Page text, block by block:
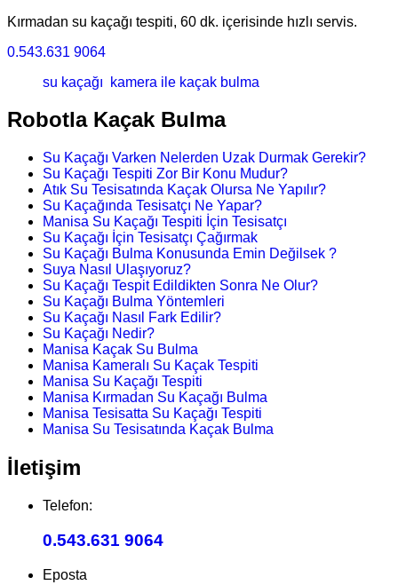
Kırmadan su kaçağı tespiti, 60 dk. içerisinde hızlı servis.
0.543.631 9064
su kaçağı
kamera ile kaçak bulma
Robotla Kaçak Bulma
Su Kaçağı Varken Nelerden Uzak Durmak Gerekir?
Su Kaçağı Tespiti Zor Bir Konu Mudur?
Atık Su Tesisatında Kaçak Olursa Ne Yapılır?
Su Kaçağında Tesisatçı Ne Yapar?
Manisa Su Kaçağı Tespiti İçin Tesisatçı
Su Kaçağı İçin Tesisatçı Çağırmak
Su Kaçağı Bulma Konusunda Emin Değilsek ?
Suya Nasıl Ulaşıyoruz?
Su Kaçağı Tespit Edildikten Sonra Ne Olur?
Su Kaçağı Bulma Yöntemleri
Su Kaçağı Nasıl Fark Edilir?
Su Kaçağı Nedir?
Manisa Kaçak Su Bulma
Manisa Kameralı Su Kaçak Tespiti
Manisa Su Kaçağı Tespiti
Manisa Kırmadan Su Kaçağı Bulma
Manisa Tesisatta Su Kaçağı Tespiti
Manisa Su Tesisatında Kaçak Bulma
İletişim
Telefon:
0.543.631 9064
Eposta